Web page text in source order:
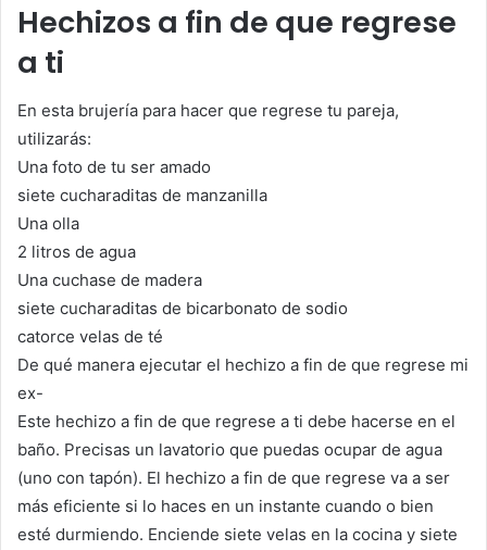
Hechizos a fin de que regrese
a ti
En esta brujería para hacer que regrese tu pareja,
utilizarás:
Una foto de tu ser amado
siete cucharaditas de manzanilla
Una olla
2 litros de agua
Una cuchase de madera
siete cucharaditas de bicarbonato de sodio
catorce velas de té
De qué manera ejecutar el hechizo a fin de que regrese mi
ex-
Este hechizo a fin de que regrese a ti debe hacerse en el
baño. Precisas un lavatorio que puedas ocupar de agua
(uno con tapón). El hechizo a fin de que regrese va a ser
más eficiente si lo haces en un instante cuando o bien
esté durmiendo. Enciende siete velas en la cocina y siete